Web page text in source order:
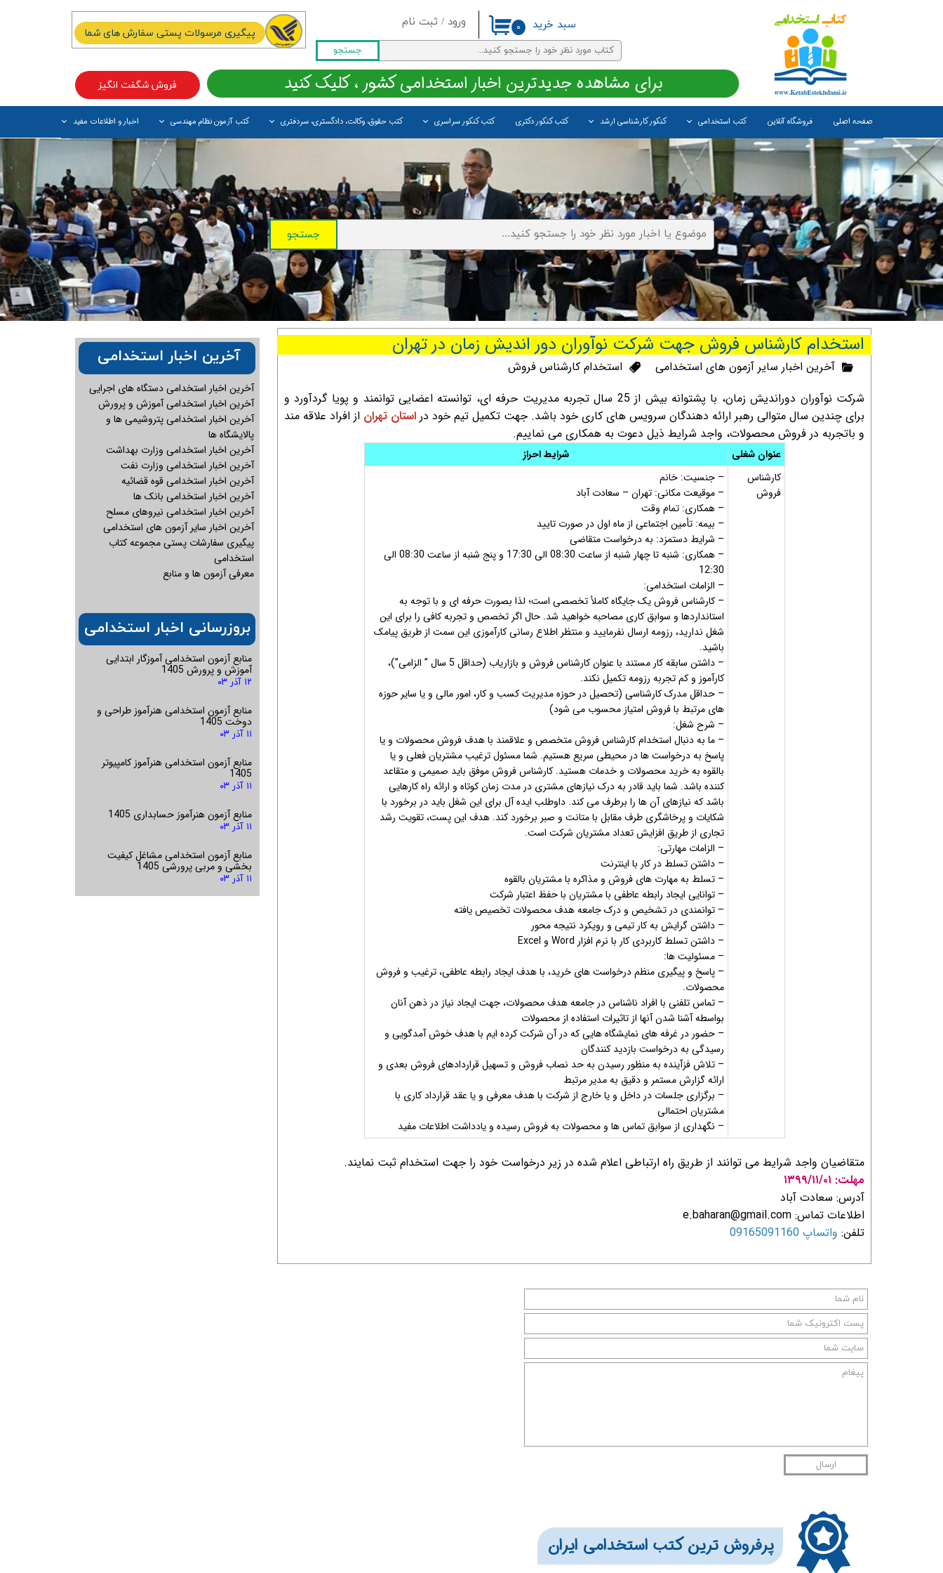
ورود / ثبت نام
حساب کاربری من
تغییر گذر واژه
سفارشات
خروج از حساب کاربری
جستجو
صفحه اصلی فروشگاه آنلاین کتب استخدامی کنکور کارشناسی ارشد کتب کنکور دکتری کتب کنکور سراسری کتب حقوق، وکالت، دادگستری، سردفتری کتب آزمون نظام مهندسی اخبار و اطلاعات مفید
۰ سبد خرید
فروش شگفت انگیز برای مشاهده جدیدترین اخبار استخدامی کشور ، کلیک کنید
پیگیری مرسولات پستی سفارش های شما
جستجو
استخدام کارشناس فروش جهت شرکت نوآوران دور اندیش زمان در تهران
آخرین اخبار سایر آزمون های استخدامی
استخدام کارشناس فروش
شرکت نوآوران دوراندیش زمان، با پشتوانه بیش از 25 سال تجربه مدیریت حرفه ای، توانسته اعضایی توانمند و پویا گردآورد و
برای چندین سال متوالی رهبر ارائه دهندگان سرویس های کاری خود باشد. جهت تکمیل تیم خود در استان تهران از افراد علاقه مند
و باتجربه در فروش محصولات، واجد شرایط ذیل دعوت به همکاری می نماییم.
عنوان شغلی
شرایط احراز
کارشناس
فروش
– جنسیت: خانم
– موقیعت مکانی: تهران – سعادت آباد
– همکاری: تمام وقت
– بیمه:تأمین اجتماعی از ماه اول در صورت تایید
– شرایط دستمزد: به درخواست متقاضی
– همکاری: شنبه تا چهار شنبه از ساعت 08:30 الی 17:30 و پنج شنبه از ساعت 08:30 الی
12:30
– الزامات استخدامی:
– کارشناس فروش یک جایگاه کاملأ تخصصی است؛ لذا بصورت حرفه ای و با توجه به
استانداردها و سوابق کاری مصاحبه خواهید شد. حال اگر تخصص و تجربه کافی را برای این
شغل ندارید، رزومه ارسال نفرمایید و منتظر اطلاع رسانی کارآموزی این سمت از طریق پیامک
باشید.
– داشتن سابقه کار مستند با عنوان کارشناس فروش و بازاریاب (حداقل 5 سال ” الزامی”)،
کارآموز و کم تجربه رزومه تکمیل نکند.
– حداقل مدرک کارشناسی (تحصیل در حوزه مدیریت کسب و کار، امور مالی و یا سایر حوزه
های مرتبط با فروش امتیاز محسوب می شود)
– شرح شغل:
– ما به دنبال استخدام کارشناس فروش متخصص و علاقمند با هدف فروش محصولات و یا
پاسخ به درخواست ها در محیطی سریع هستیم. شما مسئول ترغیب مشتریان فعلی و یا
بالقوه به خرید محصولات و خدمات هستید. کارشناس فروش موفق باید صمیمی و متقاعد
کننده باشد. شما باید قادر به درک نیازهای مشتری در مدت زمان کوتاه و ارائه راه کارهایی
باشد که نیازهای آن ها را برطرف می کند. داوطلب ایده آل برای این شغل باید در برخورد با
شکایات و پرخاشگری طرف مقابل با متانت و صبر برخورد کند. هدف این پست، تقویت رشد
تجاری از طریق افزایش تعداد مشتریان شرکت است.
– الزامات مهارتی:
– داشتن تسلط در کار با اینترنت
– تسلط به مهارت های فروش و مذاکره با مشتریان بالقوه
– توانایی ایجاد رابطه عاطفی با مشتریان با حفظ اعتبار شرکت
– توانمندی در تشخیص و درک جامعه هدف محصولات تخصیص یافته
– داشتن گرایش به کار تیمی و رویکرد نتیجه محور
– داشتن تسلط کاربردی کار با نرم افزار Word و Excel
– مسئولیت ها:
– پاسخ و پیگیری منظم درخواست های خرید، با هدف ایجاد رابطه عاطفی، ترغیب و فروش
محصولات.
– تماس تلفنی با افراد ناشناس در جامعه هدف محصولات، جهت ایجاد نیاز در ذهن آنان
بواسطه آشنا شدن آنها از تاثیرات استفاده از محصولات
– حضور در غرفه های نمایشگاه هایی که در آن شرکت کرده ایم با هدف خوش آمدگویی و
رسیدگی به درخواست بازدید کنندگان
– تلاش فزآینده به منظور رسیدن به حد نصاب فروش و تسهیل قراردادهای فروش بعدی و
ارائه گزارش مستمر و دقیق به مدیر مرتبط
– برگزاری جلسات در داخل و یا خارج از شرکت با هدف معرفی و یا عقد قرارداد کاری با
مشتریان احتمالی
– نگهداری از سوابق تماس ها و محصولات به فروش رسیده و یادداشت اطلاعات مفید
متقاضیان واجد شرایط می توانند از طریق راه ارتباطی اعلام شده در زیر درخواست خود را جهت استخدام ثبت نمایند.
مهلت: ۱۳۹۹/۱۱/۰۱
آدرس: سعادت آباد
اطلاعات تماس: e.baharan@gmail.com
تلفن: واتساپ 09165091160
ارسال
آخرین اخبار استخدامی دستگاه های اجرایی
آخرین اخبار استخدامی آموزش و پرورش
آخرین اخبار استخدامی پتروشیمی ها و
پالایشگاه ها
آخرین اخبار استخدامی وزارت بهداشت
آخرین اخبار استخدامی وزارت نفت
آخرین اخبار استخدامی قوه قضائیه
آخرین اخبار استخدامی بانک ها
آخرین اخبار استخدامی نیروهای مسلح
آخرین اخبار سایر آزمون های استخدامی
پیگیری سفارشات پستی مجموعه کتاب
استخدامی
معرفی آزمون ها و منابع
منابع آزمون استخدامی آموزگار ابتدایی
آموزش و پرورش 1405
۱۲ آذر ۰۳
منابع آزمون استخدامی هنرآموز طراحی و
دوخت 1405
۱۱ آذر ۰۳
منابع آزمون استخدامی هنرآموز کامپیوتر
1405
۱۱ آذر ۰۳
منابع آزمون هنرآموز حسابداری 1405
۱۱ آذر ۰۳
منابع آزمون استخدامی مشاغل کیفیت
بخشی و مربی پرورشی 1405
۱۱ آذر ۰۳
بروزرسانی اخبار استخدامی
آخرین اخبار استخدامی
​​​پرفروش ترین کتب استخدامی ایران